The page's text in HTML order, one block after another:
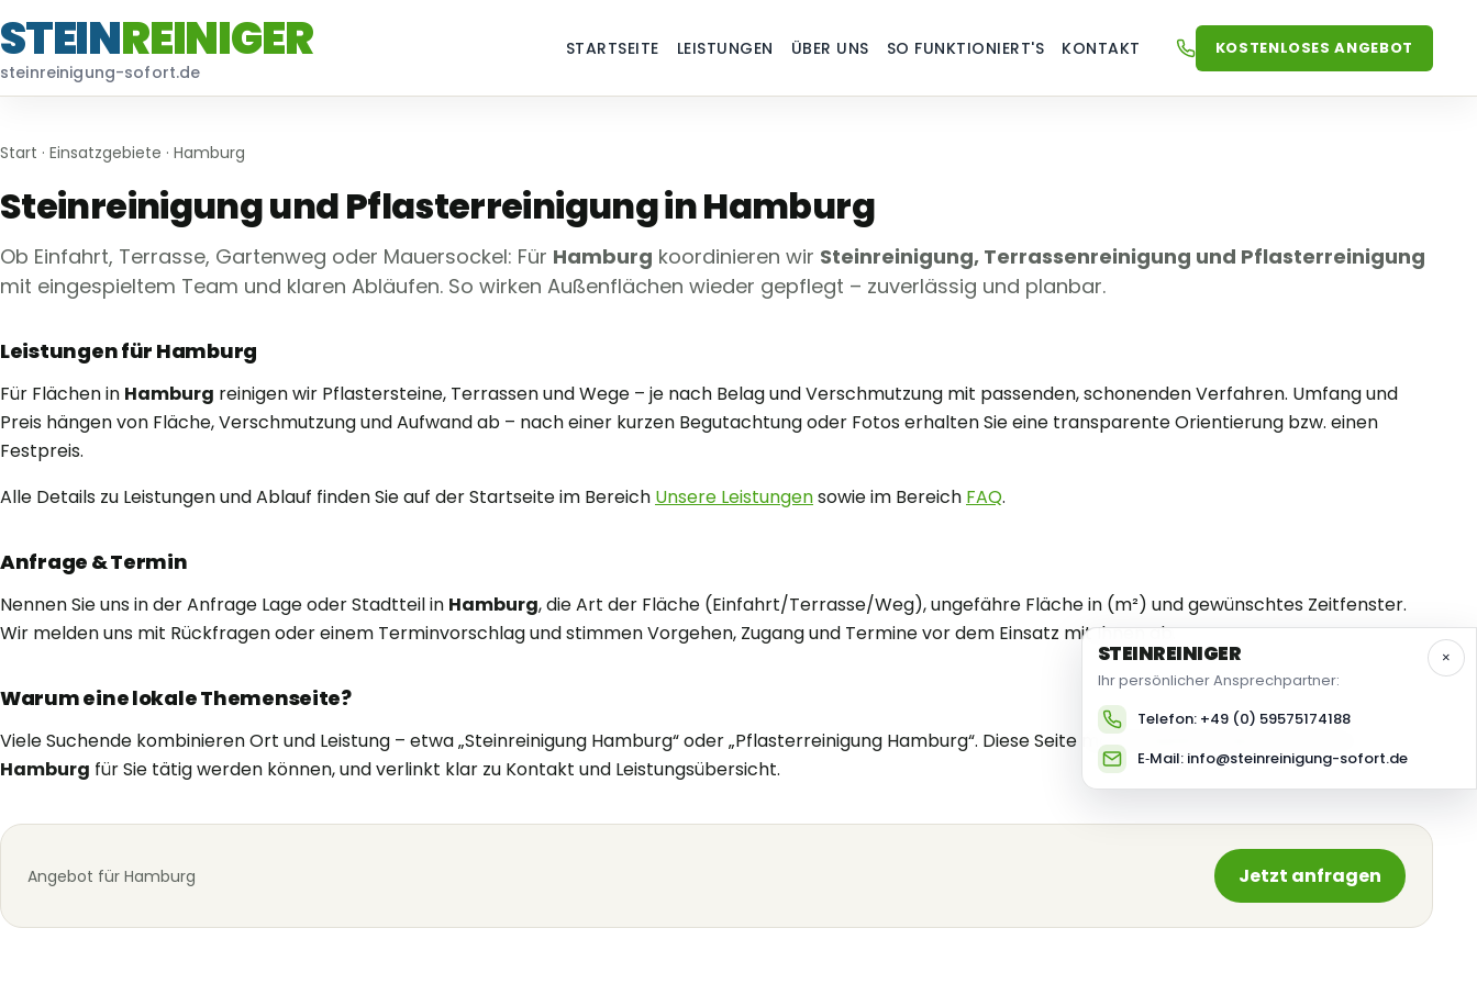
STEINREINIGER
steinreinigung-sofort.de
STARTSEITE LEISTUNGEN ÜBER UNS SO FUNKTIONIERT'S KONTAKT JETZT ANRUFEN
+49 (0) 59575174188
KOSTENLOSES ANGEBOT
Start · Einsatzgebiete · Hamburg
Steinreinigung und Pflasterreinigung in Hamburg
Ob Einfahrt, Terrasse, Gartenweg oder Mauersockel: Für Hamburg koordinieren wir Steinreinigung, Terrassenreinigung und Pflasterreinigung
mit eingespieltem Team und klaren Abläufen. So wirken Außenflächen wieder gepflegt – zuverlässig und planbar.
Leistungen für Hamburg
Für Flächen in Hamburg reinigen wir Pflastersteine, Terrassen und Wege – je nach Belag und Verschmutzung mit passenden, schonenden Verfahren. Umfang und
Preis hängen von Fläche, Verschmutzung und Aufwand ab – nach einer kurzen Begutachtung oder Fotos erhalten Sie eine transparente Orientierung bzw. einen
Festpreis.
Alle Details zu Leistungen und Ablauf finden Sie auf der Startseite im Bereich Unsere Leistungensowie im Bereich FAQ.
Anfrage & Termin
Nennen Sie uns in der Anfrage Lage oder Stadtteil in Hamburg, die Art der Fläche (Einfahrt/Terrasse/Weg), ungefähre Fläche in (m²) und gewünschtes Zeitfenster.
Wir melden uns mit Rückfragen oder einem Terminvorschlag und stimmen Vorgehen, Zugang und Termine vor dem Einsatz mit Ihnen ab.
Warum eine lokale Themenseite?
Viele Suchende kombinieren Ort und Leistung – etwa „Steinreinigung Hamburg“ oder „Pflasterreinigung Hamburg“. Diese Seite macht deutlich, dass wir auch in
Hamburg für Sie tätig werden können, und verlinkt klar zu Kontakt und Leistungsübersicht.
Angebot für Hamburg Jetzt anfragen
×
STEINREINIGER
Ihr persönlicher Ansprechpartner:
Telefon: +49 (0) 59575174188
E‑Mail: info@steinreinigung-sofort.de